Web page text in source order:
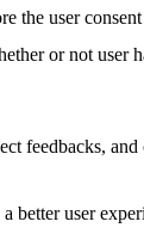
the user
or not user
feedbacks, and
better user